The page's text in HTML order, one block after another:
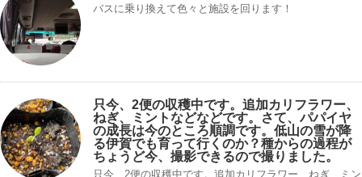
バスに乗り換えて色々と施設を回ります！
只今、2便の収穫中です。追加カリフラワー、
ねぎ、ミントなどなどです。さて、パパイヤ
の成長は今のところ順調です。低山の雪が降
る伊賀でも育って行くのか？種からの過程が
ちょうど今、撮影できるので撮りました。
只今、2便の収穫中です。追加カリフラワー、ねぎ、ミン